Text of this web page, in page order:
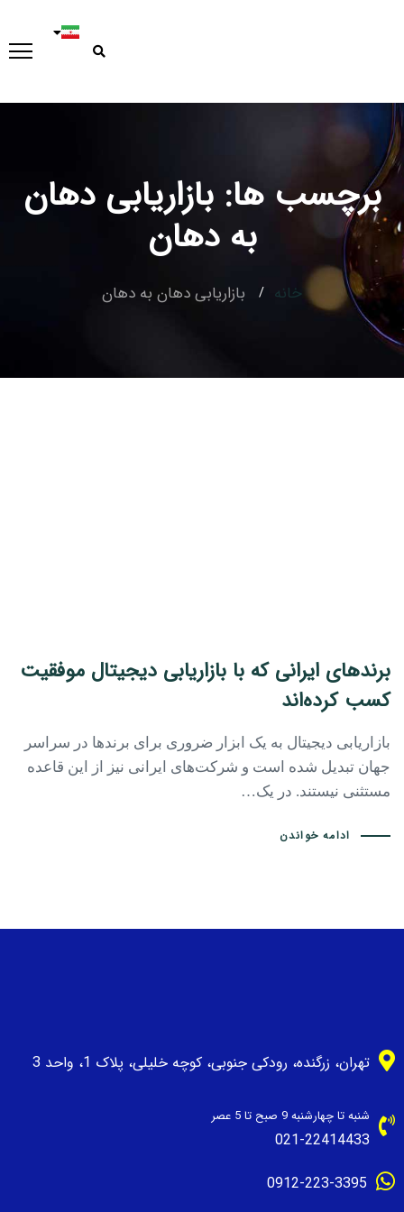
Type and hit enter
برچسب ها: بازاریابی دهان
به دهان
خانه بازاریابی دهان به دهان
برندهای ایرانی که با بازاریابی دیجیتال موفقیت
کسب کرده‌اند
بازاریابی دیجیتال به یک ابزار ضروری برای برندها در سراسر
جهان تبدیل شده است و شرکت‌های ایرانی نیز از این قاعده
مستثنی نیستند. در یک…
ادامه خواندن
تهران، زرگنده، رودکی جنوبی، کوچه خلیلی، پلاک 1، واحد 3
شنبه تا چهارشنبه 9 صبح تا 5 عصر
021-22414433
0912-223-3395